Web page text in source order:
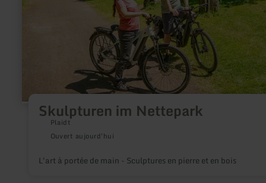
Skulpturen im Nettepark
Plaidt
Ouvert aujourd'hui
L'art à portée de main - Sculptures en pierre et en bois